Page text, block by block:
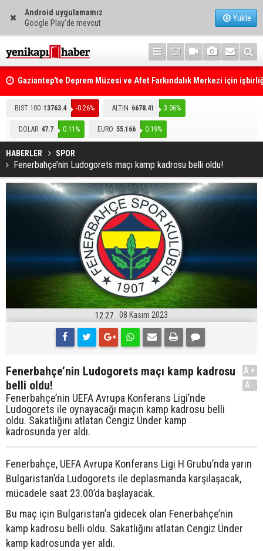
Android uygulamamız
Google Play'de mevcut
Yükle
Gaziantep'te Deprem Müzesi ve Afet Farkındalık Merkezi için
protokolü imzalandı
Resmi Gazete'de Bugün
BIST 100 13763.4 -0.26% ALTIN 6678.41 3.06%
DOLAR 47.7 0.11% EURO 55.166 0.19%
HABERLER SPOR
Fenerbahçe’nin Ludogorets maçı kamp kadrosu belli oldu!
12:27 08 Kasım 2023
Fenerbahçe’nin Ludogorets maçı kamp kadrosu
belli oldu!
Fenerbahçe’nin UEFA Avrupa Konferans Ligi’nde
Ludogorets ile oynayacağı maçın kamp kadrosu belli
oldu. Sakatlığını atlatan Cengiz Ünder kamp
kadrosunda yer aldı.
A+
A-
Fenerbahçe, UEFA Avrupa Konferans Ligi H Grubu’nda yarın
Bulgaristan’da Ludogorets ile deplasmanda karşılaşacak,
mücadele saat 23.00’da başlayacak.
Bu maç için Bulgaristan’a gidecek olan Fenerbahçe’nin
kamp kadrosu belli oldu. Sakatlığını atlatan Cengiz Ünder
kamp kadrosunda yer aldı.